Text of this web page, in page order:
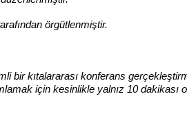
örgütlenmiştir.
bir kıtalararası konferans
için kesinlikle yalnız 10 dakikası